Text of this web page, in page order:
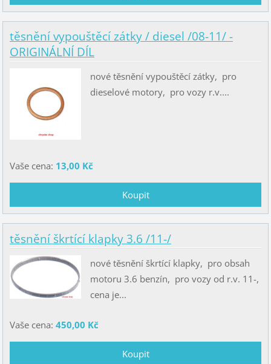
těsnění vypouštěcí zátky / diesel /08-11/ -
ORIGINÁLNÍ DÍL
nové těsnění vypouštěcí zátky, pro
dieselové motory, pro vozy r.v....
Vaše cena: 13,00 Kč
těsnění škrtící klapky 3.6 /11-/
nové těsnění škrtící klapky, pro obsah
motoru 3.6 benzín, pro vozy od r.v. 11-,
cena je...
Vaše cena: 450,00 Kč